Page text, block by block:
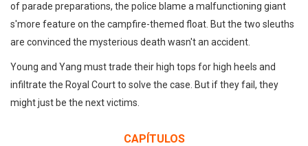
of parade preparations, the police blame a malfunctioning giant
s'more feature on the campfire-themed float. But the two sleuths
are convinced the mysterious death wasn't an accident.
Young and Yang must trade their high tops for high heels and
infiltrate the Royal Court to solve the case. But if they fail, they
might just be the next victims.
CAPÍTULOS